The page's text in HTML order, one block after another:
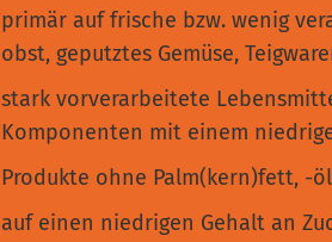
primär auf frische bzw. wenig
obst, geputztes Gemüse,
stark vorverarbeitete
Komponenten mit einem
Produkte ohne Palm(kern)fett, -
auf einen niedrigen Gehalt an